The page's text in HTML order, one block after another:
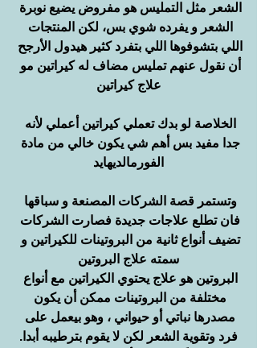
الشعر مثل التمليس هو مفروض يضيع نوبرة
الشعر و يفرده شوي بس، لكن المنتجات
اللي بتشوفوها اللي بتفرد كثير هيدول الأرجح
أن نقول عنهم تمليس مضاف له كيراتين مو
علاج كيراتين
الخلاصة لو بدك تعملي كيراتين أعملي لأنه
جدا مفيد بس أهم شي يكون خالي من مادة
الفورمالديهايد
وتستمر قصة الشركات المصنعة و سباقها
فان تطلع علاجات جديدة فصارت الشركات
تضيف أنواع ثانية من البروتينات للكيراتين و
سمته علاج البروتين
البروتين هو علاج يحتوي الكيراتين مع أنواع
مختلفة من البروتينات ممكن أن يكون
مصدرها نباتي أو حيواني ، وهو بيعمل على
فرد وتقوية الشعر لكن لا يقوم بترطيبه أبدا.